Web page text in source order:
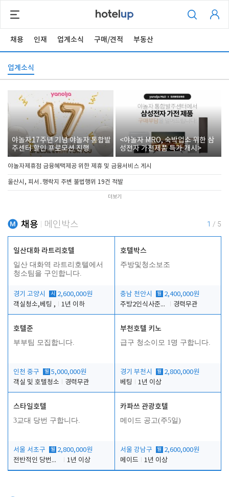
채용 인재 업계소식 구매/견적 부동산
업계소식
야놀자17주년 기념 야놀자 통합발
주센터 할인 프로모션 진행
<야놀자 MRO, 숙박업소 위한 삼
성전자 가전제품 특가 개시>
야놀자제휴점 금융혜택제공 위한 제휴 및 금융서비스 게시
울산시, 피서․행락지 주변 불법행위 19건 적발
더보기
채용 메인박스 1 / 5
일산대화 라트리호텔
일산 대화역 라트리호텔에서
청소팀을 구인합니다.
경기 고양시 시
2,600,000원
객실청소,베팅 ,
1년 이하
호텔박스
주방및청소보조
충남 천안시 월 2,400,000원
주방2인식사준비및청소린렌보조
경력무관
호텔준
부부팀 모집합니다.
인천 중구 월 5,000,000원
객실 및 호텔청소
경력무관
부천호텔 키노
급구 청소이모 1명 구합니다.
경기 부천시 월 2,800,000원
베팅
1년 이상
스타일호텔
3교대 당번 구합니다.
서울 서초구 월 2,800,000원
전반적인 당번업무
1년 이상
카파쓰 관광호텔
메이드 공고(주5일)
서울 강남구 월 2,600,000원
메이드
1년 이상